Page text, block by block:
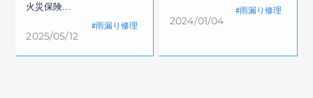
火災保険...
2025/05/12
雨漏り修理 2024/01/04
雨漏り修理